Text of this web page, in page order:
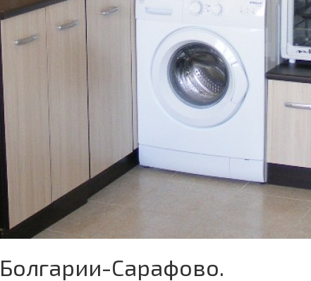
Сарафово.